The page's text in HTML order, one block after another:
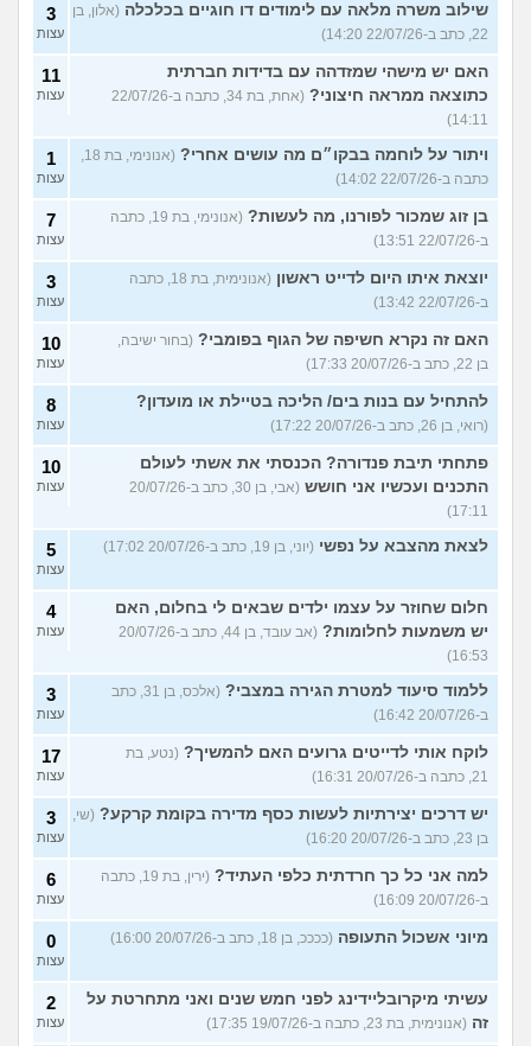
שילוב משרה מלאה עם לימודים דו חוגיים בכלכלה (אלון, בן
22, כתב ב-22/07/26 14:20)
3
עצות
האם יש מישהי שמזדהה עם בדידות חברתית
כתוצאה ממראה חיצוני?
(אחת, בת 34, כתבה ב-22/07/26
14:11)
11
עצות
ויתור על לוחמה בבקו״ם מה עושים אחרי?
(אנונימי, בת 18,
כתבה ב-22/07/26 14:02)
1
עצות
בן זוג שמכור לפורנו, מה לעשות?
(אנונימי, בת 19, כתבה
ב-22/07/26 13:51)
7
עצות
יוצאת איתו היום לדייט ראשון
(אנונימית, בת 18, כתבה
ב-22/07/26 13:42)
3
עצות
האם זה נקרא חשיפה של הגוף בפומבי? (בחור ישיבה,
בן 22, כתב ב-20/07/26 17:33)
10
עצות
להתחיל עם בנות בים/ הליכה בטיילת או מועדון?
(רואי, בן 26, כתב ב-20/07/26 17:22)
8
עצות
פתחתי תיבת פנדורה? הכנסתי את אשתי לעולם
התכנים ועכשיו אני חושש
(אבי, בן 30, כתב ב-20/07/26
17:11)
10
עצות
לצאת מהצבא על נפשי (יוני, בן 19, כתב ב-20/07/26 17:02) 5
עצות
חלום שחוזר על עצמו ילדים שבאים לי בחלום, האם
יש משמעות לחלומות?
(אב עובד, בן 44, כתב ב-20/07/26
16:53)
4
עצות
ללמוד סיעוד למטרת הגירה במצבי?
(אלכס, בן 31, כתב
ב-20/07/26 16:42)
3
עצות
לוקח אותי לדייטים גרועים האם להמשיך? (נטע, בת
21, כתבה ב-20/07/26 16:31)
17
עצות
יש דרכים יצירתיות לעשות כסף מדירה בקומת קרקע? (שי,
בן 23, כתב ב-20/07/26 16:20)
3
עצות
למה אני כל כך חרדתית כלפי העתיד?
(ירין, בת 19, כתבה
ב-20/07/26 16:09)
6
עצות
מיוני אשכול התעופה (ככככ, בן 18, כתב ב-20/07/26 16:00) 0
עצות
עשיתי מיקרובליידינג לפני חמש שנים ואני מתחרטת על
זה (אנונימית, בת 23, כתבה ב-19/07/26 17:35)
2
עצות